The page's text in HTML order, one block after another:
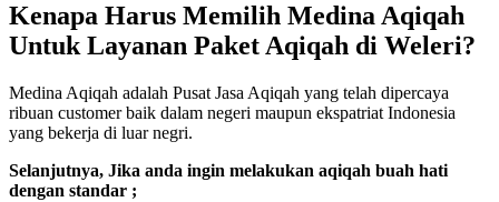
Kenapa Harus Memilih Medina Aqiqah
Untuk Layanan Paket Aqiqah di Weleri?
Medina Aqiqah adalah Pusat Jasa Aqiqah yang telah dipercaya
ribuan customer baik dalam negeri maupun ekspatriat Indonesia
yang bekerja di luar negri.
Selanjutnya, Jika anda ingin melakukan aqiqah buah hati
dengan standar ;